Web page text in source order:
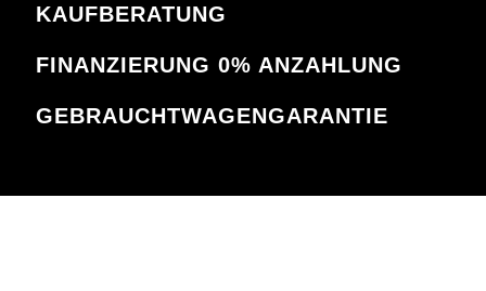
KAUFBERATUNG
FINANZIERUNG 0% ANZAHLUNG
GEBRAUCHTWAGENGARANTIE